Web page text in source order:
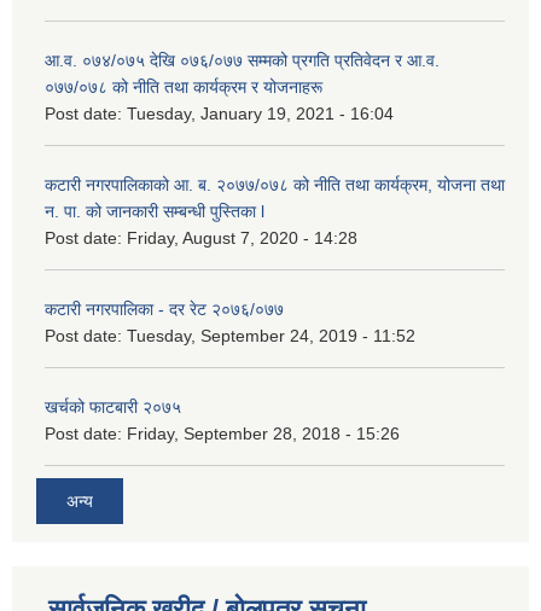
आ.व. ०७४/०७५ देखि ०७६/०७७ सम्मको प्रगति प्रतिवेदन र आ.व.
०७७/०७८ को नीति तथा कार्यक्रम र योजनाहरू
Post date: Tuesday, January 19, 2021 - 16:04
कटारी नगरपालिकाको आ. ब. २०७७/०७८ को नीति तथा कार्यक्रम, योजना तथा
न. पा. को जानकारी सम्बन्धी पुस्तिका l
Post date: Friday, August 7, 2020 - 14:28
कटारी नगरपालिका - दर रेट २०७६/०७७
Post date: Tuesday, September 24, 2019 - 11:52
खर्चको फाटबारी २०७५
Post date: Friday, September 28, 2018 - 15:26
अन्य